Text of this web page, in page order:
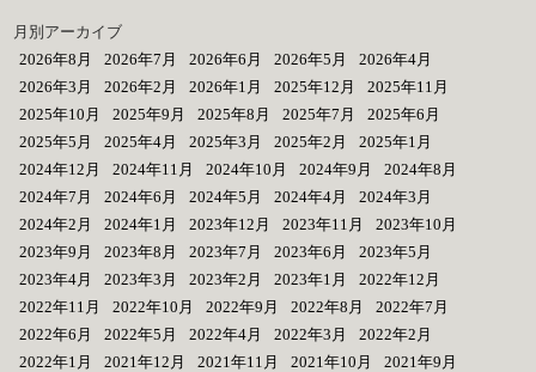
月別アーカイブ
2026年8月
2026年7月 2026年6月 2026年5月
2026年4月
2026年3月
2026年2月 2026年1月 2025年12月
2025年11月
2025年10月
2025年9月 2025年8月 2025年7月
2025年6月
2025年5月
2025年4月 2025年3月 2025年2月
2025年1月
2024年12月
2024年11月 2024年10月 2024年9月
2024年8月
2024年7月
2024年6月 2024年5月 2024年4月
2024年3月
2024年2月
2024年1月 2023年12月 2023年11月
2023年10月
2023年9月
2023年8月 2023年7月 2023年6月
2023年5月
2023年4月
2023年3月 2023年2月 2023年1月
2022年12月
2022年11月
2022年10月 2022年9月 2022年8月
2022年7月
2022年6月
2022年5月 2022年4月 2022年3月
2022年2月
2022年1月
2021年12月 2021年11月 2021年10月 2021年9月